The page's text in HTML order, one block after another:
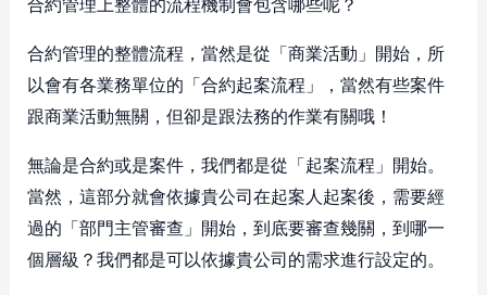
合約管理的整體流程，當然是從「商業活動」開始，所
以會有各業務單位的「合約起案流程」，當然有些案件
跟商業活動無關，但卻是跟法務的作業有關哦！
無論是合約或是案件，我們都是從「起案流程」開始。
當然，這部分就會依據貴公司在起案人起案後，需要經
過的「部門主管審查」開始，到底要審查幾關，到哪一
個層級？我們都是可以依據貴公司的需求進行設定的。